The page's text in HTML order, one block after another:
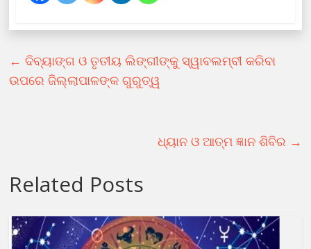
← ଦିବ୍ୟାଙ୍ଗ ଓ ତୃତୀୟ ଲିଙ୍ଗୀଙ୍କୁ ସ୍ୱାବଲମ୍ବୀ କରିବା
ଉପରେ ଜିଲ୍ଲାପାଳଙ୍କ ଗୁରୁତ୍ୱ
ଧ୍ୟାନ ଓ ଆତ୍ମ ଜ୍ଞାନ ଶିବିର →
Related Posts